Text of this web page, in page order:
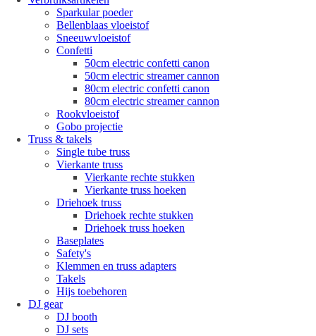
Sparkular poeder
Bellenblaas vloeistof
Sneeuwvloeistof
Confetti
50cm electric confetti canon
50cm electric streamer cannon
80cm electric confetti canon
80cm electric streamer cannon
Rookvloeistof
Gobo projectie
Truss & takels
Single tube truss
Vierkante truss
Vierkante rechte stukken
Vierkante truss hoeken
Driehoek truss
Driehoek rechte stukken
Driehoek truss hoeken
Baseplates
Safety's
Klemmen en truss adapters
Takels
Hijs toebehoren
DJ gear
DJ booth
DJ sets